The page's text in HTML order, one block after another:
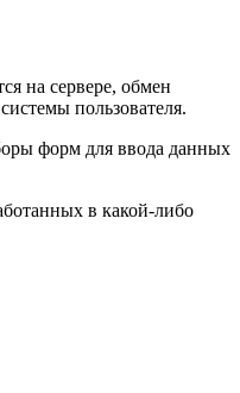
на сервере, обмен
пользователя.
форм для ввода данных
в какой-либо